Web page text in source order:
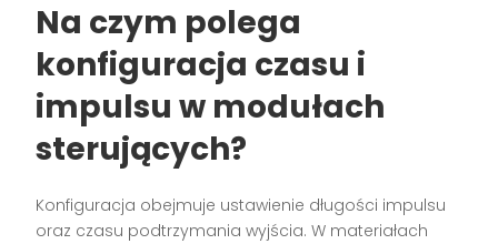
Na czym polega
konfiguracja czasu i
impulsu w modułach
sterujących?
Konfiguracja obejmuje ustawienie długości impulsu
oraz czasu podtrzymania wyjścia. W materiałach